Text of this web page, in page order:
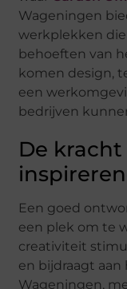
Wageningen
werkplekken
behoeften van
komen design,
een
bedrijven
De
Een goed
een plek om te
creativiteit
en bijdraagt aan
Wageningen,